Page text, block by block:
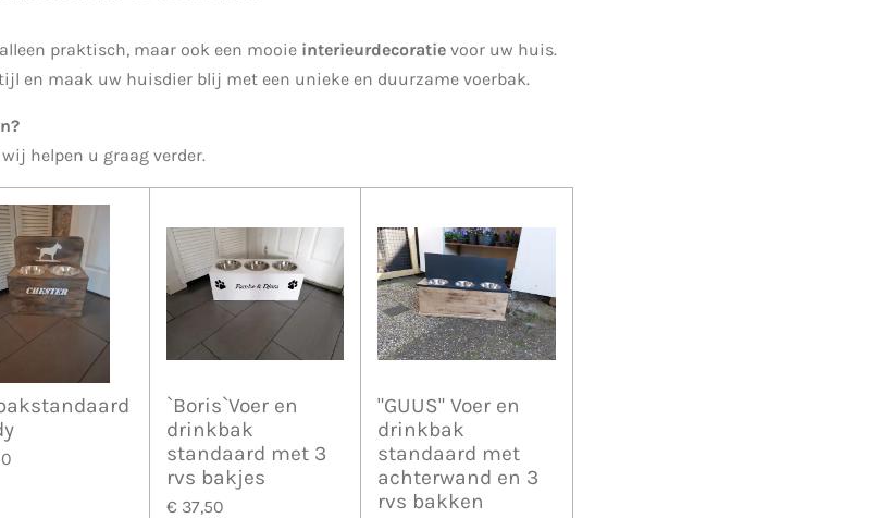
praktisch, maar ook een mooie interieurdecoratie voor uw huis.
en maak uw huisdier blij met een unieke en duurzame voerbak.
helpen u graag verder.
`Boris`Voer en
drinkbak
standaard met 3
rvs bakjes
€ 37,50
"GUUS" Voer en
drinkbak
standaard met
achterwand en 3
rvs bakken